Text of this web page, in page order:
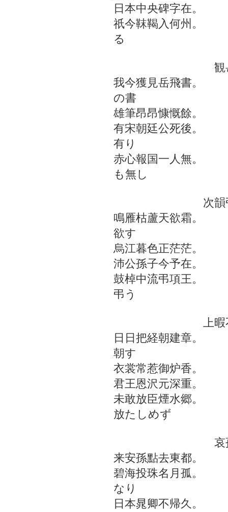
日本中央碑字在
祇今靺鞨入何州
る
観岳飛
我今獲見岳飛書
の書
雄筆昂昂慷慨餘
有宋朝廷公死後
有り
赤心報国一人無
も無し
次韻弔項羽
鳴雁枯蘆天欲霜
欲す
烏江暮色正茫茫
沛公孫子今予在
鼓棹中流弔項王
弔う
上暇不
日日把経朝建章
朝す
衣裳常惹御炉香
君王恩沢元深重
未敢放臣煙水郷。
放たしめず
哀孫
来安孫點去東都
碧海投珠名月孤
なり
日本晁卿不帰久